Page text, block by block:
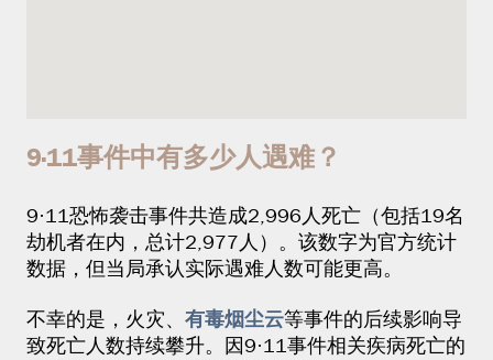
9·11事件中有多少人遇难？
9·11恐怖袭击事件共造成2,996人死亡（包括19名
劫机者在内，总计2,977人）。该数字为官方统计
数据，但当局承认实际遇难人数可能更高。
不幸的是，火灾、 有毒烟尘云等事件的后续影响导
致死亡人数持续攀升。因9·11事件相关疾病死亡的